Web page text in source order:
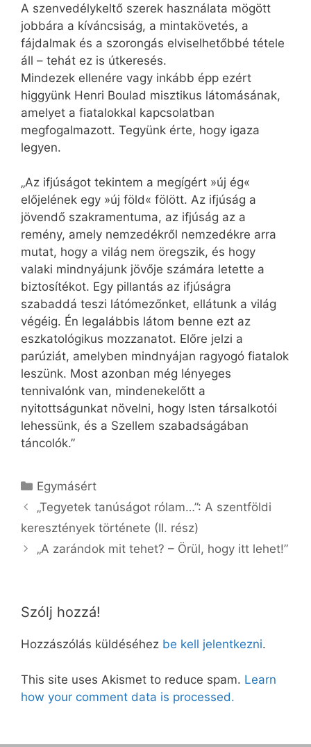
A szenvedélykeltő szerek használata mögött
jobbára a kíváncsiság, a mintakövetés, a
fájdalmak és a szorongás elviselhetőbbé tétele
áll – tehát ez is útkeresés.
Mindezek ellenére vagy inkább épp ezért
higgyünk Henri Boulad misztikus látomásának,
amelyet a fiatalokkal kapcsolatban
megfogalmazott. Tegyünk érte, hogy igaza
legyen.
„Az ifjúságot tekintem a megígért »új ég«
előjelének egy »új föld« fölött. Az ifjúság a
jövendő szakramentuma, az ifjúság az a
remény, amely nemzedékről nemzedékre arra
mutat, hogy a világ nem öregszik, és hogy
valaki mindnyájunk jövője számára letette a
biztosítékot. Egy pillantás az ifjúságra
szabaddá teszi látómezőnket, ellátunk a világ
végéig. Én legalábbis látom benne ezt az
eszkatológikus mozzanatot. Előre jelzi a
parúziát, amelyben mindnyájan ragyogó fiatalok
leszünk. Most azonban még lényeges
tennivalónk van, mindenekelőtt a
nyitottságunkat növelni, hogy Isten társalkotói
lehessünk, és a Szellem szabadságában
táncolók.”
Kategória
Egymásért
„Tegyetek tanúságot rólam…”: A szentföldi
keresztények története (II. rész)
„A zarándok mit tehet? – Örül, hogy itt lehet!”
Szólj hozzá!
Hozzászólás küldéséhez be kell jelentkezni.
This site uses Akismet to reduce spam. Learn
how your comment data is processed.